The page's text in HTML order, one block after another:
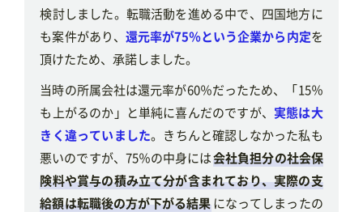
検討しました。転職活動を進める中で、四国地方に
も案件があり、 還元率が75％という企業から内定を
頂けたため、承諾しました。
当時の所属会社は還元率が60％だったため、「15％
も上がるのか」と単純に喜んだのですが、 実態は大
きく違っていました。きちんと確認しなかった私も
悪いのですが、75％の中身には会社負担分の社会保
険料や賞与の積み立て分が含まれており、実際の支
給額は転職後の方が下がる結果になってしまったの